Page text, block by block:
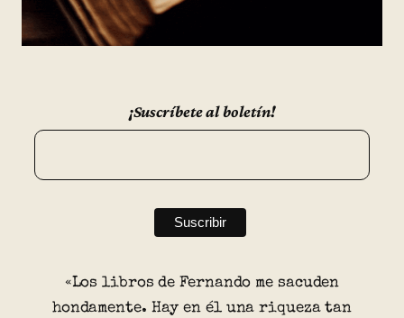
¡Suscríbete al boletín!
«Los libros de Fernando me sacuden
hondamente. Hay en él una riqueza tan